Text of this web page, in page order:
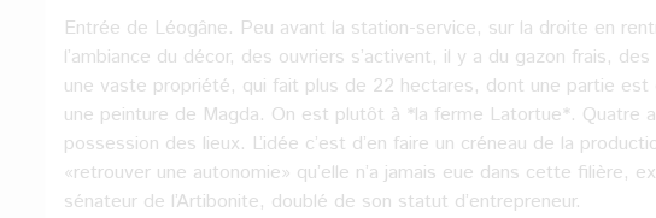
Entrée de Léogâne. Peu avant la station-service, sur la droite en
l’ambiance du décor, des ouvriers s’activent, il y a du gazon frais,
une vaste propriété, qui fait plus de 22 hectares, dont une partie
une peinture de Magda. On est plutôt à *la ferme Latortue*. Quatre
possession des lieux. L’idée c’est d’en faire un créneau de la
«retrouver une autonomie» qu’elle n’a jamais eue dans cette filière,
sénateur de l’Artibonite, doublé de son statut d’entrepreneur.